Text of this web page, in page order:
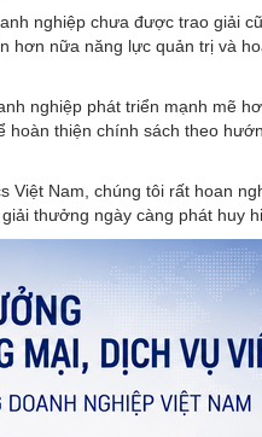
nghiệp chưa được trao giải
hơn nữa năng lực quản trị và
nghiệp phát triển mạnh mẽ
thiện chính sách theo
Việt Nam, chúng tôi rất hoan
thưởng ngày càng phát huy